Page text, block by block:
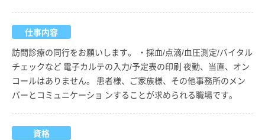
仕事内容
訪問診療の同行をお願いします。 ・採血/点滴/血圧測定/バイタル
チェックなど 電子カルテの入力/予定表の印刷 夜勤、当直、オン
コールはありません。 患者様、ご家族様、その他事務所のメン
バーとコミュニケーショ ンすることが求められる職場です。
資格